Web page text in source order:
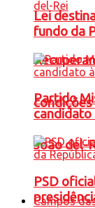
condições
João del-
Campos
Lei
fundo da
Partido
candidato
PSD